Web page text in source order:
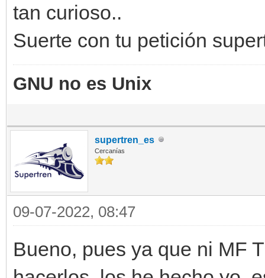
tan curioso..
Suerte con tu petición
GNU no es Unix
supertren_es
Cercanías
09-07-2022, 08:47
Bueno, pues ya que ni MF